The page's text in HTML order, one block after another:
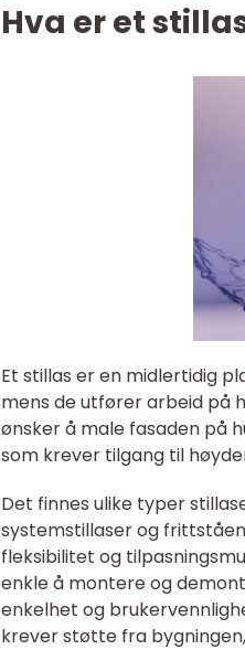
Hva er et
Et stillas er en midlertidig
mens de utfører arbeid på
ønsker å male fasaden på
som krever tilgang til
Det finnes ulike typer
systemstillaser og
fleksibilitet og
enkle å montere og
enkelhet og
krever støtte fra